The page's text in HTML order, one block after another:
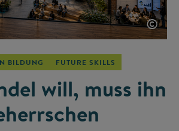
©
BILDUNG FUTURE SKILLS
will, muss ihn